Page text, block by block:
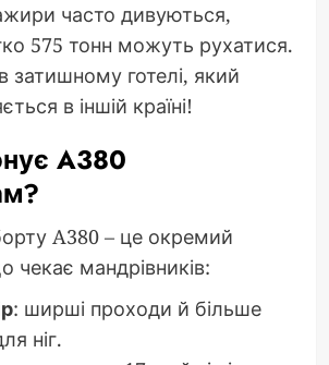
часто дивуються,
575 тонн можуть рухатися.
затишному готелі, який
в іншій країні!
A380
A380 – це окремий
чекає мандрівників:
: ширші проходи й більше
ніг.